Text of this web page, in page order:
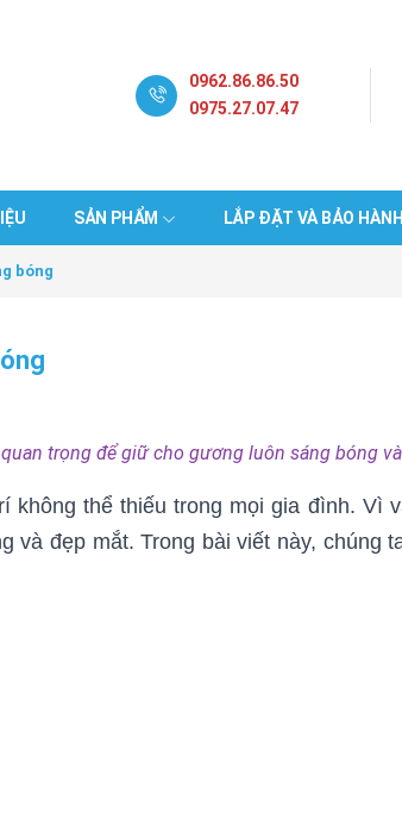
0962.86.86.50
0975.27.07.47
SẢN PHẨM LẮP ĐẶT VÀ BẢO HÀNH
bóng
trọng để giữ cho gương luôn sáng bóng
không thể thiếu trong mọi gia đình. Vì
và đẹp mắt. Trong bài viết này, chúng